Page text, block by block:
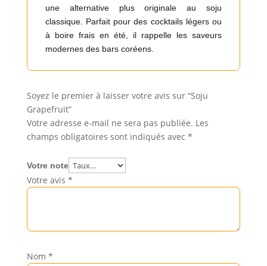
une alternative plus originale au soju
classique. Parfait pour des cocktails légers ou
à boire frais en été, il rappelle les saveurs
modernes des bars coréens.
Soyez le premier à laisser votre avis sur “Soju
Grapefruit”
Votre adresse e-mail ne sera pas publiée. Les
champs obligatoires sont indiqués avec *
Votre note
Votre avis *
Nom *